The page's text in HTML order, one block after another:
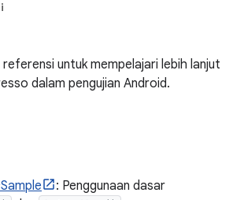
referensi untuk mempelajari lebih lanjut
dalam pengujian Android.
: Penggunaan dasar